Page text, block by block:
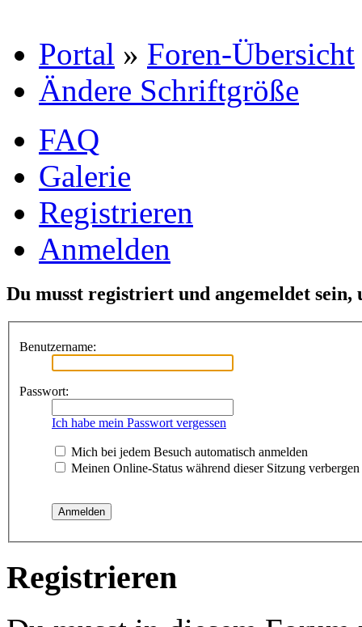
Portal » Foren-Übersicht
Ändere Schriftgröße
FAQ
Galerie
Registrieren
Anmelden
Du musst registriert und angemeldet
Benutzername:
Passwort:
Ich habe mein Passwort vergessen
Mich bei jedem Besuch automatisch anmelden
Meinen Online-Status während dieser Sitzung verbergen
Registrieren